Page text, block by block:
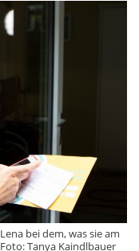
bei dem, was sie am
Tanya Kaindlbauer